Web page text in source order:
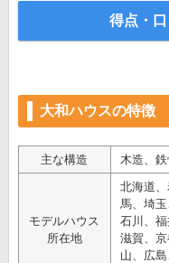
得点・
大和ハウスの特徴
主な構造 木造、
モデルハウス
所在地
北海道
馬、埼
石川、福
滋賀、
山、広